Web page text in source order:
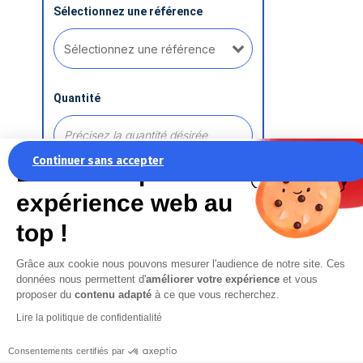
Continuer sans accepter
La recette pour une
expérience web au
top !
Grâce aux cookie nous pouvons mesurer l'audience de notre site. Ces
données nous permettent d'améliorer votre expérience et vous
proposer du contenu adapté à ce que vous recherchez.
Lire la politique de confidentialité
Consentements certifiés par
Sélectionnez une référence
Quantité
Commentaire